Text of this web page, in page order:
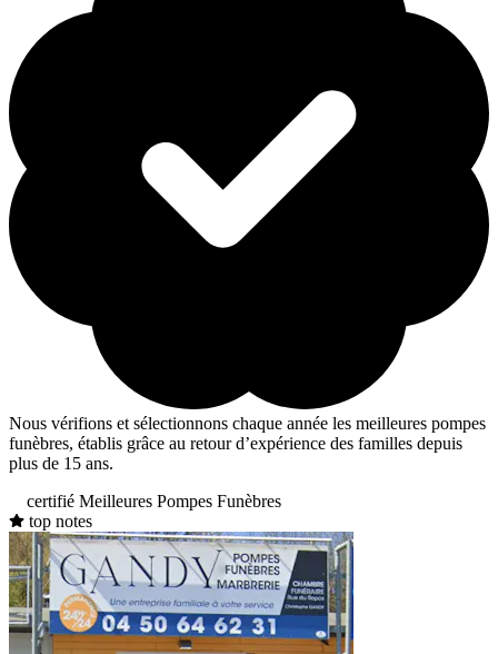
Nous vérifions et sélectionnons chaque année les meilleures pompes
funèbres, établis grâce au retour d’expérience des familles depuis
plus de 15 ans.
certifié Meilleures Pompes Funèbres
top notes